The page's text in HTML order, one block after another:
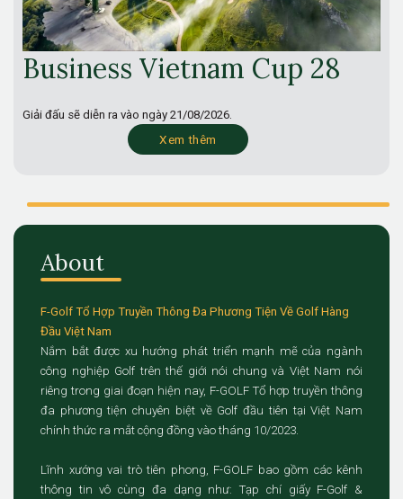
Business Vietnam Cup 28
Giải đấu sẽ diễn ra vào ngày 21/08/2026.
Xem thêm
About
F-Golf Tổ Hợp Truyền Thông Đa Phương Tiện Về Golf Hàng
Đầu Việt Nam
Nắm bắt được xu hướng phát triển mạnh mẽ của ngành
công nghiệp Golf trên thế giới nói chung và Việt Nam nói
riêng trong giai đoạn hiện nay, F-GOLF Tổ hợp truyền thông
đa phương tiện chuyên biệt về Golf đầu tiên tại Việt Nam
chính thức ra mắt cộng đồng vào tháng 10/2023.
Lĩnh xướng vai trò tiên phong, F-GOLF bao gồm các kênh
thông tin vô cùng đa dạng như: Tạp chí giấy F-Golf &